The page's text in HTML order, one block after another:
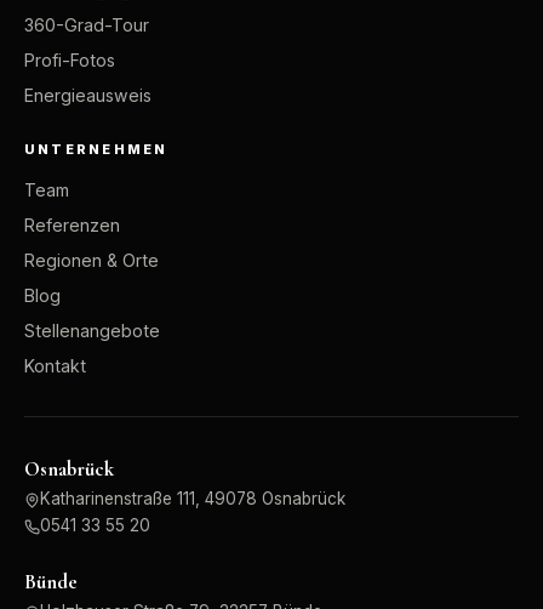
360-Grad-Tour
Profi-Fotos
Energieausweis
UNTERNEHMEN
Team
Referenzen
Regionen & Orte
Blog
Stellenangebote
Kontakt
Osnabrück
Katharinenstraße 111, 49078 Osnabrück
0541 33 55 20
Bünde